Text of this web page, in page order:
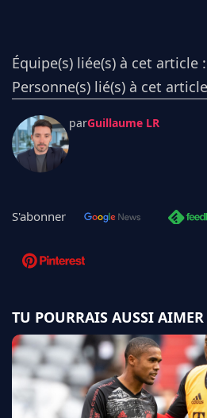
Équipe(s) liée(s) à cet article :
Personne(s) lié(s) à cet
parGuillaume LR
S'abonner
TU POURRAIS AUSSI AIMER